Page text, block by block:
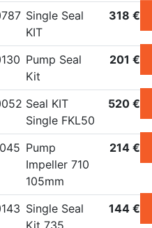
Single Seal
KIT
318 €
Pump Seal
Kit
201 €
Seal KIT
Single FKL50
520 €
Pump
Impeller 710
105mm
214 €
Single Seal
144 €